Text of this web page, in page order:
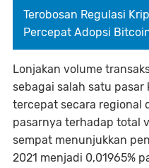
Terobosan Regulasi
Percepat Adopsi
Lonjakan volume
sebagai salah satu
tercepat secara regional
pasarnya terhadap total
sempat menunjukkan
2021 menjadi 0,01965%